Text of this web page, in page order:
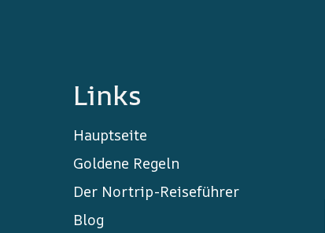
Links
Hauptseite
Goldene Regeln
Der Nortrip-Reiseführer
Blog